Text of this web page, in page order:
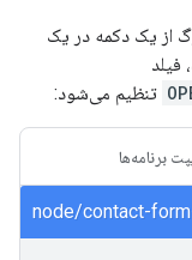
از یک دکمه در یک
فیلد
تنظیم می‌شود:
برنامه‌ها
node/contact-